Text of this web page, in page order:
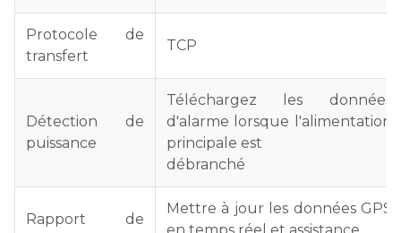
Protocole de
transfert
TCP
Détection de
puissance
Téléchargez les données
d'alarme lorsque l'alimentation
principale est
débranché
Rapport de
Mettre à jour les données GPS